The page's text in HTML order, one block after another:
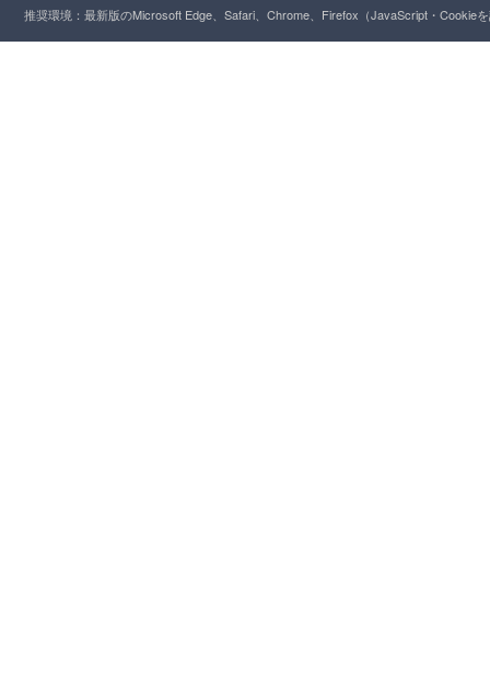
推奨環境：最新版のMicrosoft Edge、Safari、Chrome、Firefox（JavaScript・Cookie